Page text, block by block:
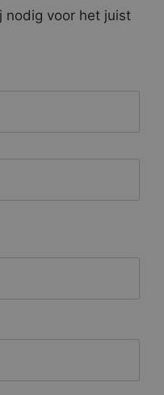
nodig voor het juist